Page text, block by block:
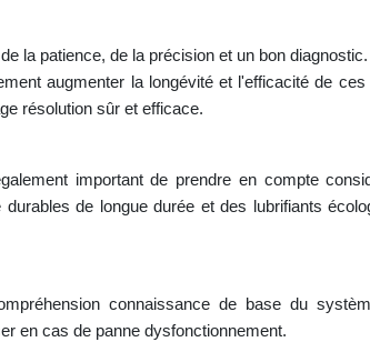
la patience, de la précision et un bon
augmenter la longévité et l'efficacité de
résolution sûr et efficace.
important de prendre en compte
de longue durée et des lubrifiants
connaissance de base du
en cas de panne dysfonctionnement.